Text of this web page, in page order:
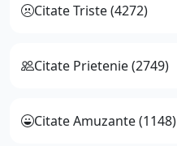
Citate Triste (4272)
Citate Prietenie (2749)
Citate Amuzante (1148)